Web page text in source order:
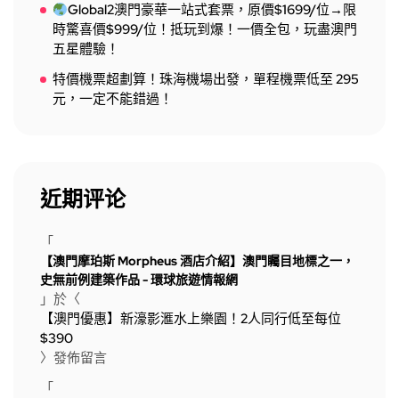
Global2澳門豪華一站式套票，原價$1699/位→限
時驚喜價$999/位！抵玩到爆！一價全包，玩盡澳門
五星體驗！
特價機票超劃算！珠海機場出發，單程機票低至 295
元，一定不能錯過！
近期评论
「
【澳門摩珀斯 Morpheus 酒店介紹】澳門矚目地標之一，
史無前例建築作品 - 環球旅遊情報網
」於〈
【澳門優惠】新濠影滙水上樂園！2人同行低至每位
$390
〉發佈留言
「